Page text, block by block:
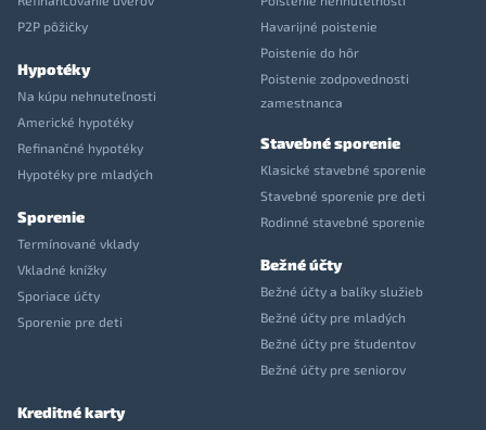
P2P pôžičky
Hypotéky
Na kúpu nehnuteľnosti
Americké hypotéky
Refinančné hypotéky
Hypotéky pre mladých
Sporenie
Termínované vklady
Vkladné knížky
Sporiace účty
Sporenie pre deti
Havarijné poistenie
Poistenie do hôr
Poistenie zodpovednosti
zamestnanca
Stavebné sporenie
Klasické stavebné sporenie
Stavebné sporenie pre deti
Rodinné stavebné sporenie
Bežné účty
Bežné účty a balíky služieb
Bežné účty pre mladých
Bežné účty pre študentov
Bežné účty pre seniorov
Kreditné karty